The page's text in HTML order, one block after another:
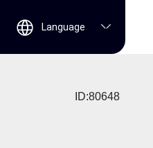
Language
ID:80648